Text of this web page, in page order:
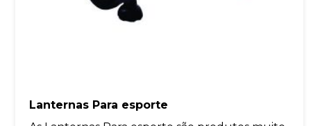
Lanternas Para esporte